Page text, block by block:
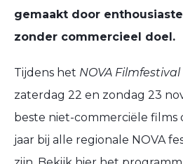
gemaakt door
zonder commercieel doel.
Tijdens het NOVA Filmfestival
zaterdag 22 en zondag 23
beste niet-commerciële films
jaar bij alle regionale NOVA